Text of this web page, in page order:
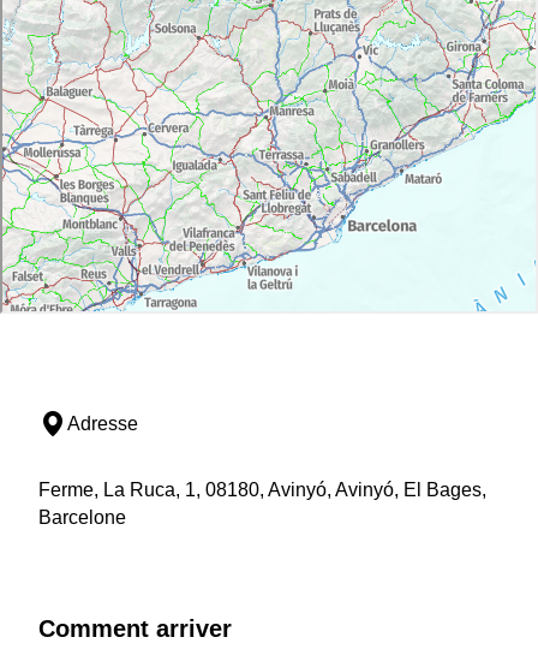
Adresse
Ferme, La Ruca, 1, 08180, Avinyó, Avinyó, El Bages,
Barcelone
Comment arriver